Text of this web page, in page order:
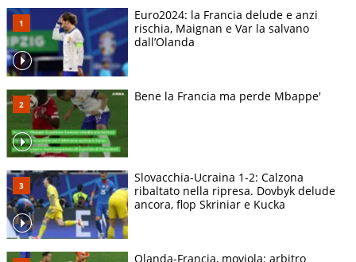
Euro2024: la Francia delude e anzi
rischia, Maignan e Var la salvano
dall’Olanda
Bene la Francia ma perde Mbappe'
Slovacchia-Ucraina 1-2: Calzona
ribaltato nella ripresa. Dovbyk delude
ancora, flop Skriniar e Kucka
Olanda-Francia, moviola: arbitro